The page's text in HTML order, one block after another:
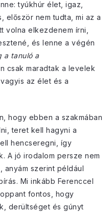
tyúkhúr élet, igaz,
először nem tudta, mi az a
volna elkezdenem írni,
és lenne a végén
a tanuló a
csak maradtak a levelek
az élet és a
hogy ebben a szakmában
teret kell hagyni a
hencseregni, így
A jó irodalom persze nem
anyám szerint például
Mi inkább Ferenccel
fontos, hogy
derültséget és gúnyt